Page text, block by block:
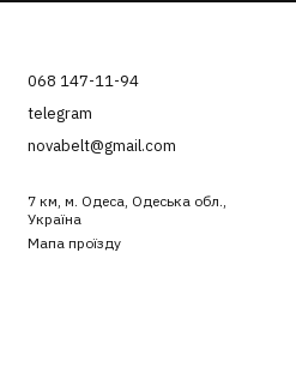
068 147-11-94
telegram
novabelt@gmail.com
7 км, м. Одеса, Одеська обл.,
Україна
Мапа проїзду